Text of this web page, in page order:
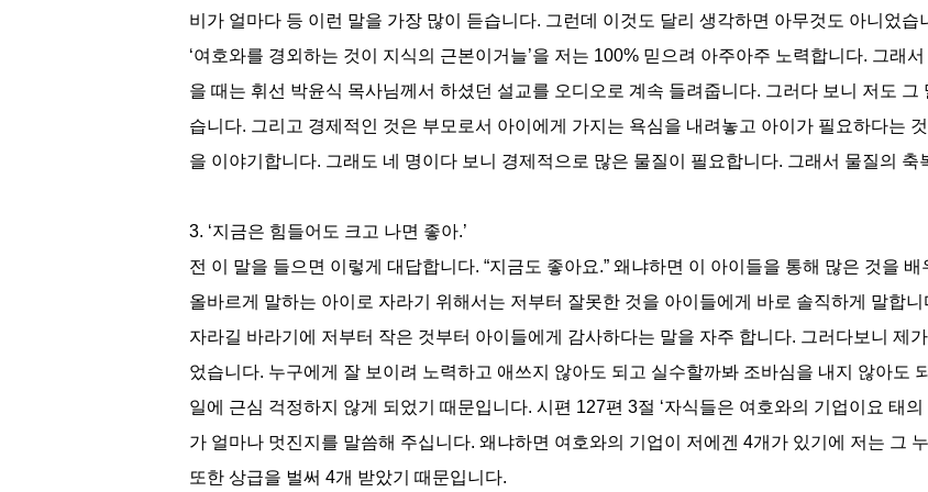
비가 얼마다 등 이런 말을 가장 많이 듣습니다. 그런데 이것도 달리 생각하면 아무것도 아니었
‘여호와를 경외하는 것이 지식의 근본이거늘’을 저는 100% 믿으려 아주아주 노력합니다. 그래
을 때는 휘선 박윤식 목사님께서 하셨던 설교를 오디오로 계속 들려줍니다. 그러다 보니 저도
습니다. 그리고 경제적인 것은 부모로서 아이에게 가지는 욕심을 내려놓고 아이가 필요하다는
을 이야기합니다. 그래도 네 명이다 보니 경제적으로 많은 물질이 필요합니다. 그래서 물질의
3. ‘지금은 힘들어도 크고 나면 좋아.’
전 이 말을 들으면 이렇게 대답합니다. “지금도 좋아요.” 왜냐하면 이 아이들을 통해 많은 것을
올바르게 말하는 아이로 자라기 위해서는 저부터 잘못한 것을 아이들에게 바로 솔직하게 말합
자라길 바라기에 저부터 작은 것부터 아이들에게 감사하다는 말을 자주 합니다. 그러다보니 제
었습니다. 누구에게 잘 보이려 노력하고 애쓰지 않아도 되고 실수할까봐 조바심을 내지 않아도
일에 근심 걱정하지 않게 되었기 때문입니다. 시편 127편 3절 ‘자식들은 여호와의 기업이요 태
가 얼마나 멋진지를 말씀해 주십니다. 왜냐하면 여호와의 기업이 저에겐 4개가 있기에 저는 그
또한 상급을 벌써 4개 받았기 때문입니다.